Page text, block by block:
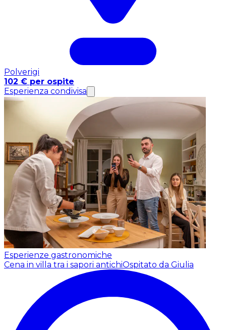
Polverigi
102 € per ospite
Esperienza condivisa
Esperienze gastronomiche
Cena in villa tra i sapori antichiOspitato da Giulia